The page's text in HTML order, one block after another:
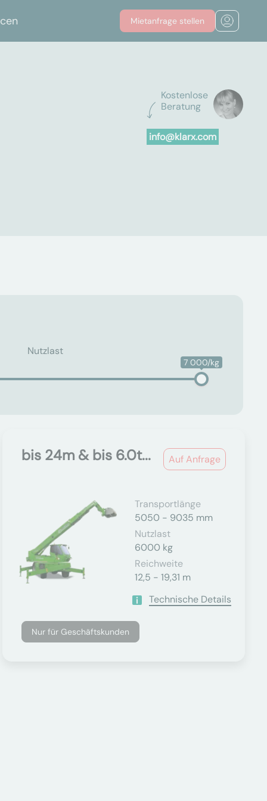
Mietanfrage stellen
Kostenlose
Beratung
info@klarx.com
Nutzlast
7 000/kg
Auf Anfrage
bis 24m & bis 6.0t...
Transportlänge
5050 - 9035 mm
Nutzlast
6000 kg
Reichweite
12,5 - 19,31 m
Technische Details
Nur für Geschäftskunden